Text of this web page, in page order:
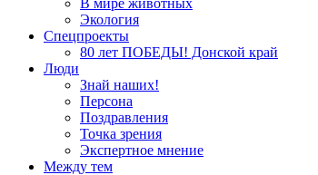
В мире животных
Экология
Спецпроекты
80 лет ПОБЕДЫ! Донской край
Люди
Знай наших!
Персона
Поздравления
Точка зрения
Экспертное мнение
Между тем